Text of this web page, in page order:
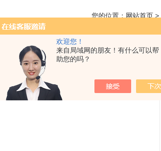
欢迎您！
来自局域网的朋友！有什么可以帮
助您的吗？
您的位置： 网站首页 >